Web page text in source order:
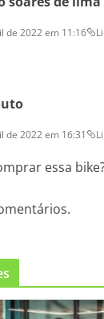
de 2022 em 11:16
de 2022 em 16:31
essa